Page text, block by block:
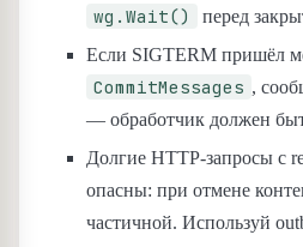
wg.Wait()
перед
Если SIGTERM пришёл
CommitMessages ,
— обработчик должен
Долгие HTTP-запросы с
опасны: при отмене
частичной. Используй